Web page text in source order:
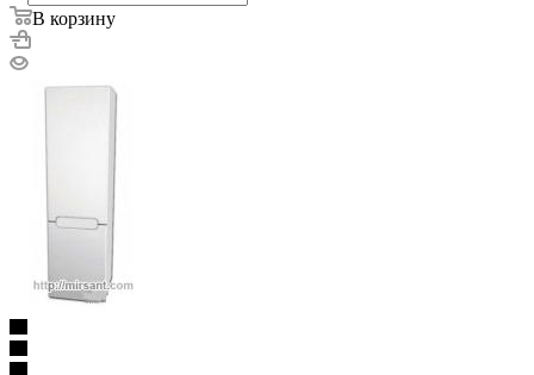
В корзину